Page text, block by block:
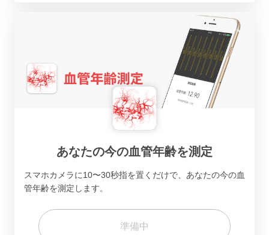
あなたの今の血管年齢を測定
スマホカメラに10〜30秒指を置くだけで、あなたの今の血
管年齢を測定します。
準備中